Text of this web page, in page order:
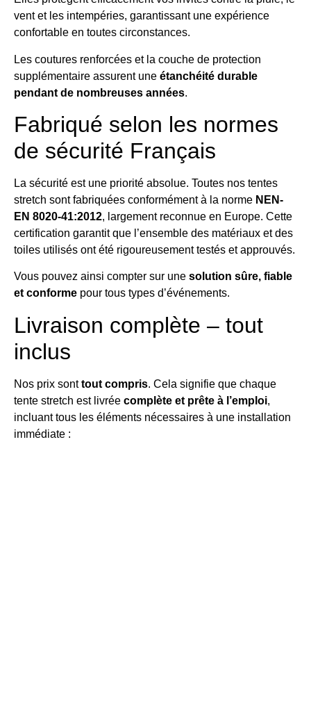
vent et les intempéries, garantissant une expérience
confortable en toutes circonstances.
Les coutures renforcées et la couche de protection
supplémentaire assurent une étanchéité durable
pendant de nombreuses années.
Fabriqué selon les normes
de sécurité Français
La sécurité est une priorité absolue. Toutes nos tentes
stretch sont fabriquées conformément à la norme NEN-
EN 8020-41:2012, largement reconnue en Europe. Cette
certification garantit que l’ensemble des matériaux et des
toiles utilisés ont été rigoureusement testés et approuvés.
Vous pouvez ainsi compter sur une solution sûre, fiable
et conforme pour tous types d’événements.
Livraison complète – tout
inclus
Nos prix sonttout compris. Cela signifie que chaque
tente stretch est livrée complète et prête à l’emploi,
incluant tous les éléments nécessaires à une installation
immédiate :